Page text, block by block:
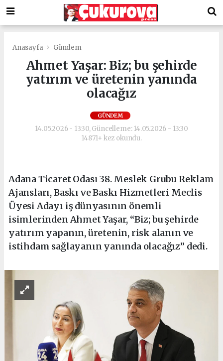
Anasayfa Gündem
Ahmet Yaşar: Biz; bu şehirde
yatırım ve üretenin yanında
olacağız
GÜNDEM
14.05.2026 - 13:30, Güncelleme: 14.05.2026 - 13:30
14871+ kez okundu.
Adana Ticaret Odası 38. Meslek Grubu Reklam
Ajansları, Baskı ve Baskı Hizmetleri Meclis
Üyesi Adayı iş dünyasının önemli
isimlerinden Ahmet Yaşar, “Biz; bu şehirde
yatırım yapanın, üretenin, risk alanın ve
istihdam sağlayanın yanında olacağız” dedi.